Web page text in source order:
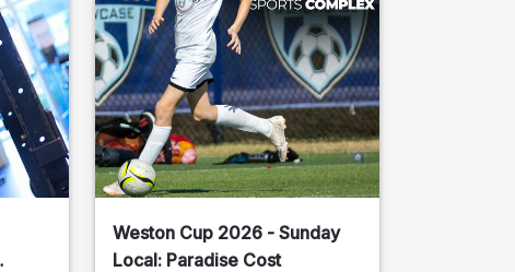
Weston Cup 2026 - Sunday
Local: Paradise Cost